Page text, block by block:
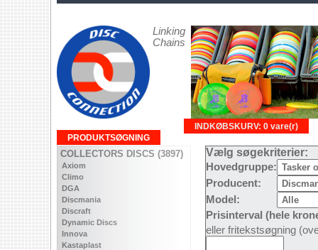
Linking
Chains
INDKØBSKURV: 0 vare(r)
PRODUKTSØGNING
COLLECTORS DISCS (3897)
Axiom
Climo
DGA
Discmania
Discraft
Dynamic Discs
Innova
Kastaplast
Vælg søgekriterier:
Hovedgruppe:
Producent:
Model:
Prisinterval (hele
eller fritekstsøgning